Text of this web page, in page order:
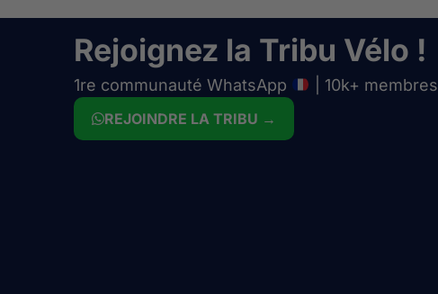
Rejoignez la Tribu Vélo !
1re communauté WhatsApp | 10k+ membres
REJOINDRE LA TRIBU →